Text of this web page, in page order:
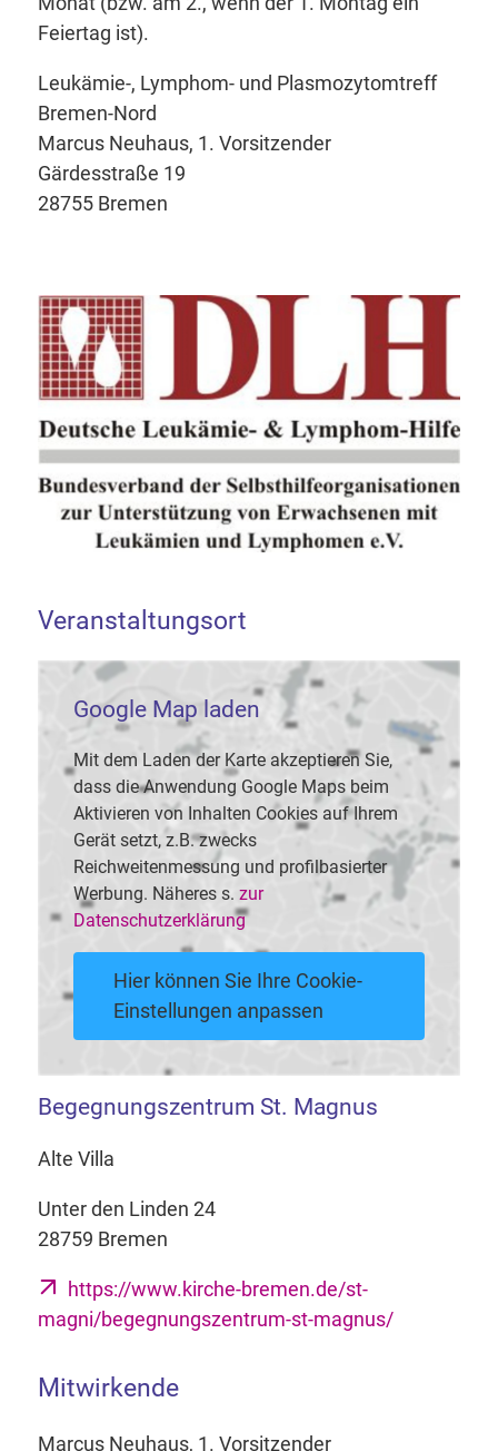
Feiertag ist).
Leukämie-, Lymphom- und Plasmozytomtreff
Bremen-Nord
Marcus Neuhaus, 1. Vorsitzender
Gärdesstraße 19
28755 Bremen
Veranstaltungsort
Google Map laden
Mit dem Laden der Karte akzeptieren Sie,
dass die Anwendung Google Maps beim
Aktivieren von Inhalten Cookies auf Ihrem
Gerät setzt, z.B. zwecks
Reichweitenmessung und profilbasierter
Werbung. Näheres s. zur
Datenschutzerklärung
Hier können Sie Ihre Cookie-
Einstellungen anpassen
Begegnungszentrum St. Magnus
Alte Villa
Unter den Linden 24
28759 Bremen
https://www.kirche-bremen.de/st-
magni/begegnungszentrum-st-magnus/
Mitwirkende
Marcus Neuhaus, 1. Vorsitzender